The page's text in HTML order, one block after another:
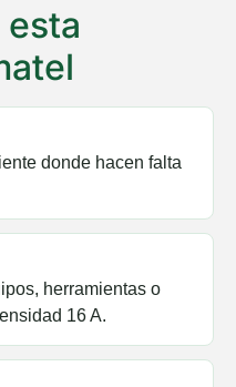
donde hacen falta
herramientas o
16 A.